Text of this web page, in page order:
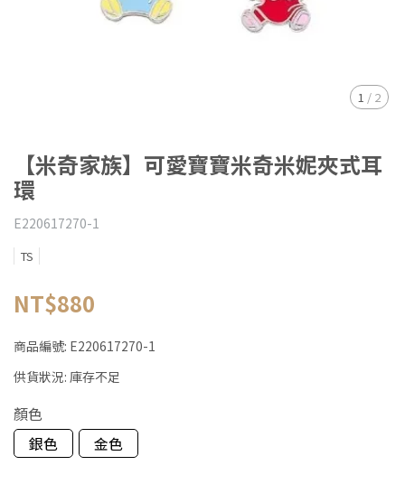
1 / 2
【米奇家族】可愛寶寶米奇米妮夾式耳
環
E220617270-1
TS
NT$880
商品編號: E220617270-1
供貨狀況: 庫存不足
顏色
銀色
金色